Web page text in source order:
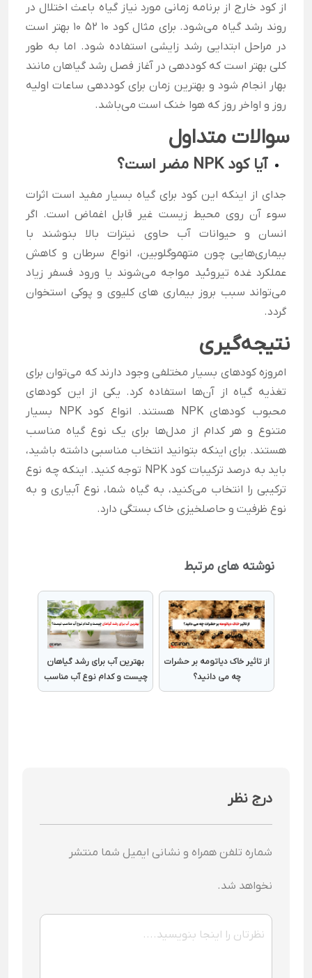
از کود خارج از برنامه زمانی مورد نیاز گیاه باعث اختلال در
روند رشد گیاه می‌شود. برای مثال کود 10 52 10 بهتر است
در مراحل ابتدایی رشد زایشی استفاده شود. اما به طور
کلی بهتر است که کوددهی در آغاز فصل رشد گیاهان مانند
بهار انجام شود و بهترین زمان برای کوددهی ساعات اولیه
روز و اواخر روز که هوا خنک است می‌باشد.
سوالات متداول
آیا کود NPK مضر است؟
جدای از اینکه این کود برای گیاه بسیار مفید است اثرات
سوء آن روی محیط زیست غیر قابل اغماض است. اگر
انسان و حیوانات آب حاوی نیترات بالا بنوشند با
بیماری‌هایی چون متهموگلوبین، انواع سرطان و کاهش
عملکرد غده تیروئید مواجه می‌شوند یا ورود فسفر زیاد
می‌تواند سبب بروز بیماری های کلیوی و پوکی استخوان
گردد.
نتیجه‌گیری
امروزه کودهای بسیار مختلفی وجود دارند که می‌توان برای
تغذیه گیاه از آن‌ها استفاده کرد. یکی از این کودهای
محبوب کودهای NPK هستند. انواع کود NPK بسیار
متنوع و هر کدام از مدل‌ها برای یک نوع گیاه مناسب
هستند. برای اینکه بتوانید انتخاب مناسبی داشته باشید،
باید به درصد ترکیبات کود NPK توجه کنید. اینکه چه نوع
ترکیبی را انتخاب می‌کنید، به گیاه شما، نوع آبیاری و به
نوع ظرفیت و حاصلخیزی خاک بستگی دارد.
نوشته های مرتبط
از تاثیر خاک دیاتومه بر حشرات
چه می دانید؟
بهترین آب برای رشد گیاهان
چیست و کدام نوع آب مناسب
نیست؟
درج نظر
شماره تلفن همراه و نشانی ایمیل شما منتشر
نخواهد شد.